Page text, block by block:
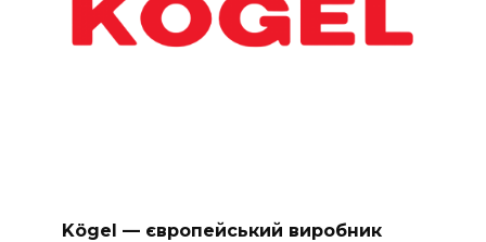
Kögel — європейський виробник